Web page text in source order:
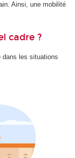
Ainsi, une mobilité
cadre ?
dans les situations